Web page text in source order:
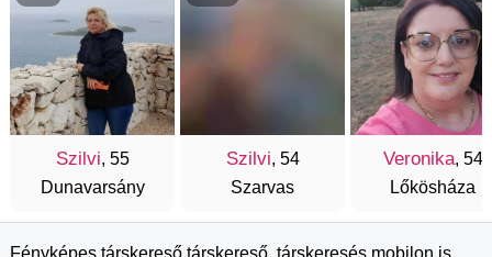
Szilvi, 55
Dunavarsány
Szilvi, 54
Szarvas
Veronika, 54
Lőkösháza
Fényképes társkereső társkereső, társkeresés mobilon is